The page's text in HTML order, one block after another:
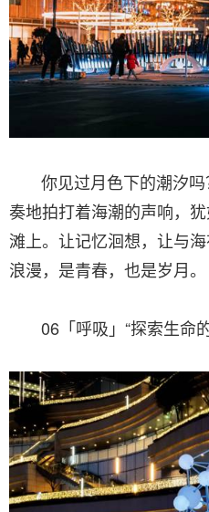
你见过月色下的潮汐吗
奏地拍打着海潮的声响，
滩上。让记忆洄想，让与
浪漫，是青春，也是岁月。
06「呼吸」“探索生命